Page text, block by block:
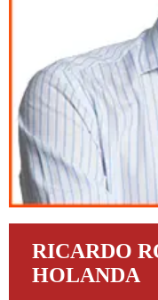
RICARDO
HOLANDA